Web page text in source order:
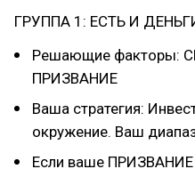
ГРУППА 1: ЕСТЬ И
Решающие факторы:
ПРИЗВАНИЕ
Ваша стратегия:
окружение. Ваш
Если ваше ПРИЗВАНИЕ